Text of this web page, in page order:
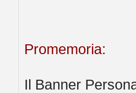
Promemoria:
Il Banner